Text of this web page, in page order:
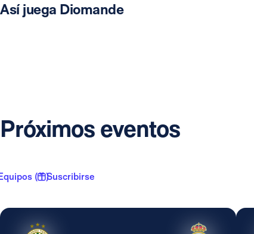
Así juega Diomande
Próximos eventos
( 1 )Suscribirse